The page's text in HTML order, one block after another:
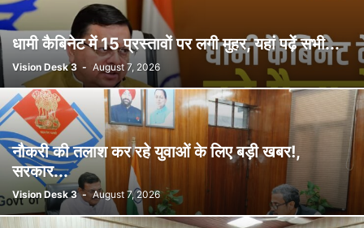
धामी कैबिनेट में 15 प्रस्तावों पर लगी मुहर, यहां पढ़ें सभी...
Vision Desk 3 - August 7, 2026
नौकरी की तलाश कर रहे युवाओं के लिए बड़ी खबर!,
सरकार...
Vision Desk 3 - August 7, 2026